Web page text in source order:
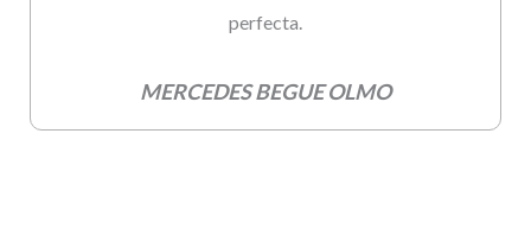
perfecta.
MERCEDES BEGUE OLMO